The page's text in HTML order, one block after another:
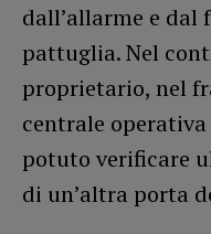
dall’allarme e
pattuglia. Nel
proprietario, nel
centrale
potuto verificare
di un’altra porta